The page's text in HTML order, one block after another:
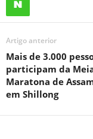
Artigo anterior
Mais de 3.000
participam da
Maratona de
em Shillong